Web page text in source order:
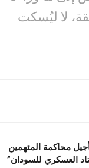
لا ليُسكت
محاكمة المتهمين
العسكري للسودان”